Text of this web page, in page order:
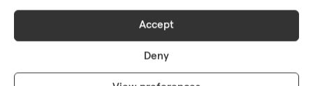
Accept
Deny